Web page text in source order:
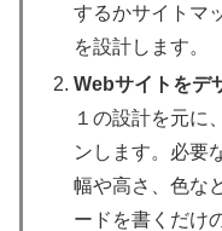
するかサイトマ
を設計します。
Webサイトをデ
１の設計を元に
ンします。必要
幅や高さ、色な
ードを書くだけ